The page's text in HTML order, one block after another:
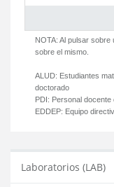
NOTA: Al pulsar
sobre el mismo.
ALUD: Estudiantes
doctorado
PDI: Personal docente
EDDEP: Equipo
Laboratorios (LAB)